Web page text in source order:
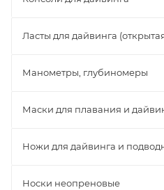
Ласты для дайвинга
Манометры, глубиномеры
Маски для плавания и
Ножи для дайвинга и
Носки неопреновые